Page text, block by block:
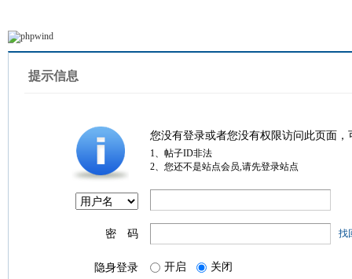
提示信息
您没有登录或者您没有权限访问此页面
1、帖子ID非法
2、您还不是站点会员,请先登录站点
密 码 找
隐身登录 开启 关闭